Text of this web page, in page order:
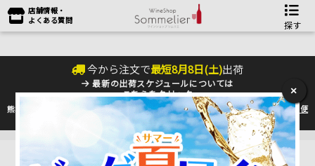
店舗情報・
よくある質問
探す
今から注文で最短8月8日(土)出荷
最新の出荷スケジュールについては
こちらをクリック
熊本地震の影響により九州への配送に遅れが生じております。最新情報は佐川急便
のHP
をご確認下さい。
×